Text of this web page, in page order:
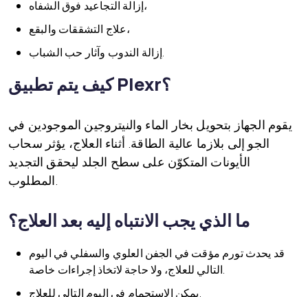
إزالة التجاعيد فوق الشفاه،
علاج التشققات والبقع،
إزالة الندوب وآثار حب الشباب.
كيف يتم تطبيق Plexr؟
يقوم الجهاز بتحويل بخار الماء والنيتروجين الموجودين في
الجو إلى بلازما عالية الطاقة. أثناء العلاج، يؤثر سحاب
الأيونات المتكوّن على سطح الجلد ليحقق التجديد
ما الذي يجب الانتباه إليه بعد العلاج؟
قد يحدث تورم مؤقت في الجفن العلوي والسفلي في اليوم
التالي للعلاج، ولا حاجة لاتخاذ إجراءات خاصة.
يمكن الاستحمام في اليوم التالي للعلاج.